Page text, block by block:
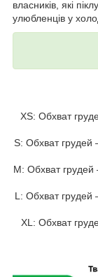
власників, які
улюбленців у
XS: Обхват
S: Обхват
M: Обхват
L: Обхват
XL: Обхват